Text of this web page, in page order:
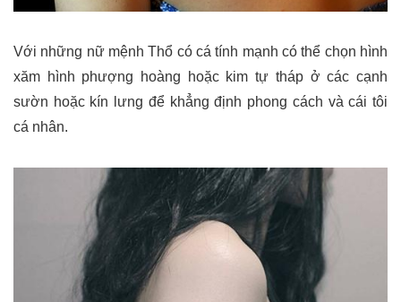
Với những nữ mệnh Thổ có cá tính mạnh có thể chọn hình
xăm hình phượng hoàng hoặc kim tự tháp ở các cạnh
sườn hoặc kín lưng để khẳng định phong cách và cái tôi
cá nhân.